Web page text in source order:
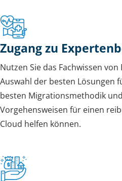
Zugang zu
Nutzen Sie das Fachwissen
Auswahl der besten Lösungen
besten Migrationsmethodik
Vorgehensweisen für einen
Cloud helfen können.